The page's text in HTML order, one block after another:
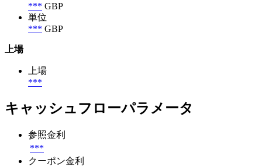
*** GBP
単位
*** GBP
上場
上場
***
キャッシュフローパラメータ
参照金利
***
クーポン金利